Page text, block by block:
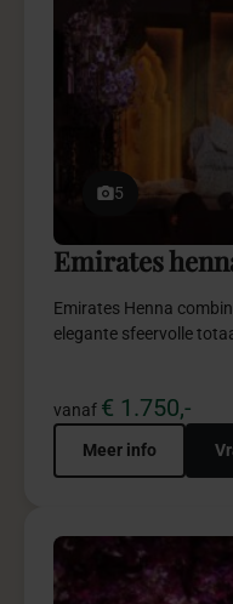
5
Emirates
Emirates Henna
elegante sfeervolle
vanaf € 1.750,-
Meer info